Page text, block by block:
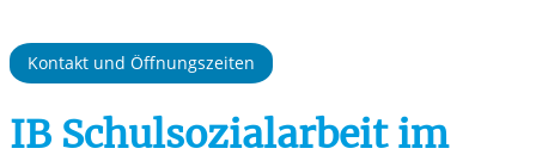
Kontakt und Öffnungszeiten
IB Schulsozialarbeit im